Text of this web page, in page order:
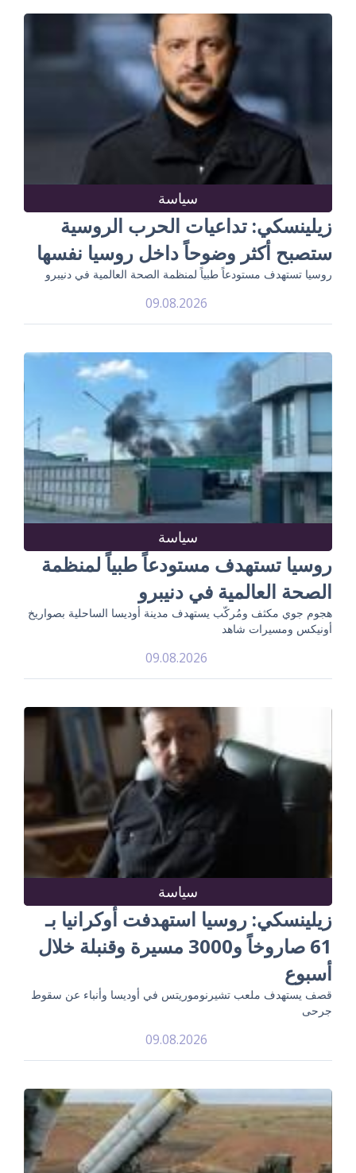
سياسة
زيلينسكي: تداعيات الحرب الروسية
ستصبح أكثر وضوحاً داخل روسيا نفسها
روسيا تستهدف مستودعاً طبياً لمنظمة الصحة العالمية في دنيبرو
09.08.2026
سياسة
روسيا تستهدف مستودعاً طبياً لمنظمة
الصحة العالمية في دنيبرو
هجوم جوي مكثف ومُركّب يستهدف مدينة أوديسا الساحلية بصواريخ
أونيكس ومسيرات شاهد
09.08.2026
سياسة
زيلينسكي: روسيا استهدفت أوكرانيا بـ
61 صاروخاً و3000 مسيرة وقنبلة خلال
أسبوع
قصف يستهدف ملعب تشيرنوموريتس في أوديسا وأنباء عن سقوط
جرحى
09.08.2026